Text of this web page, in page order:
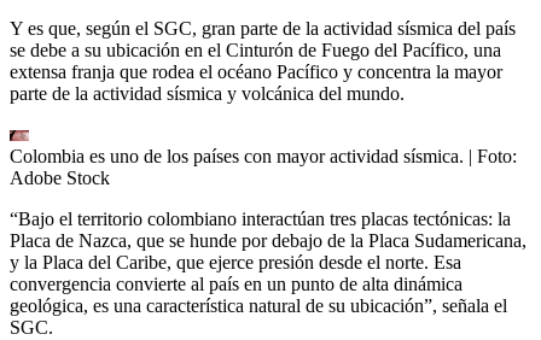
Y es que, según el SGC, gran parte de la actividad sísmica del país
se debe a su ubicación en el Cinturón de Fuego del Pacífico, una
extensa franja que rodea el océano Pacífico y concentra la mayor
parte de la actividad sísmica y volcánica del mundo.
Colombia es uno de los países con mayor actividad sísmica. | Foto:
Adobe Stock
“Bajo el territorio colombiano interactúan tres placas tectónicas: la
Placa de Nazca, que se hunde por debajo de la Placa Sudamericana,
y la Placa del Caribe, que ejerce presión desde el norte. Esa
convergencia convierte al país en un punto de alta dinámica
geológica, es una característica natural de su ubicación”, señala el
SGC.